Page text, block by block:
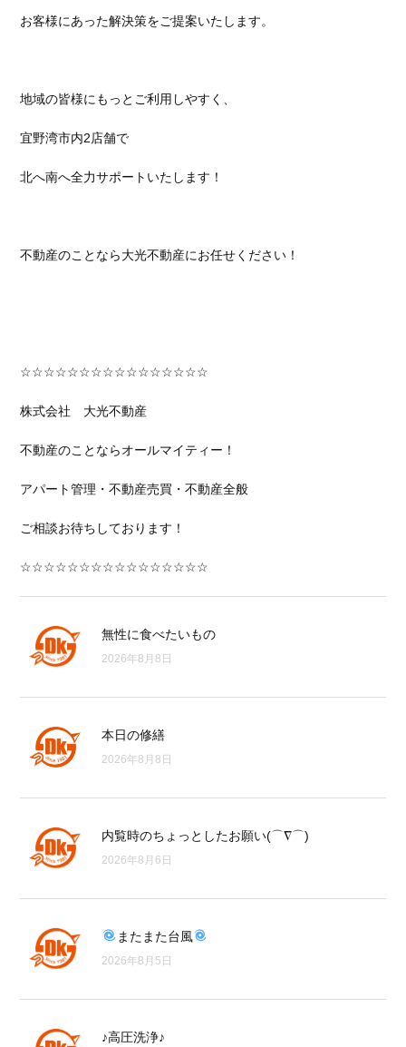
お客様にあった解決策をご提案いたします。
地域の皆様にもっとご利用しやすく、
宜野湾市内2店舗で
北へ南へ全力サポートいたします！
不動産のことなら大光不動産にお任せください！
☆☆☆☆☆☆☆☆☆☆☆☆☆☆☆☆
株式会社 大光不動産
不動産のことならオールマイティー！
アパート管理・不動産売買・不動産全般
ご相談お待ちしております！
☆☆☆☆☆☆☆☆☆☆☆☆☆☆☆☆
無性に食べたいもの
2026年8月8日
本日の修繕
2026年8月8日
内覧時のちょっとしたお願い(⌒∇⌒)
2026年8月6日
またまた台風
2026年8月5日
♪高圧洗浄♪